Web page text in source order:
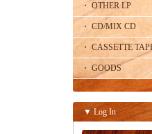
・ OTHER LP
・ CD/MIX CD
・ CASSETTE
・ GOODS
▼ Log In